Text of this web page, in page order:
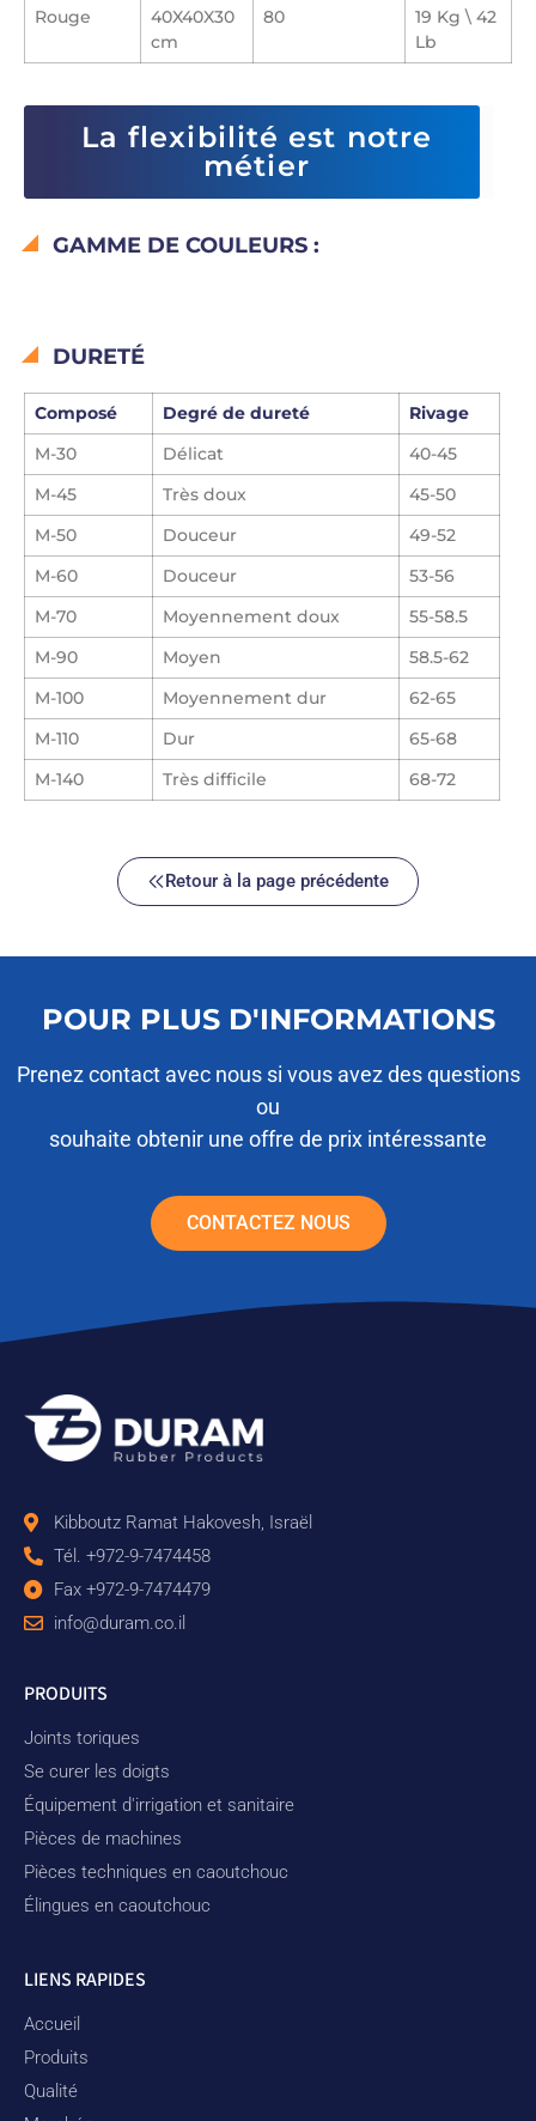
Rouge
40X40X30
cm
80
19 Kg \ 42
Lb
La flexibilité est notre
métier
GAMME DE COULEURS :
DURETÉ
Composé Degré de dureté
Rivage
M-30
Délicat
40-45
M-45
Très doux
45-50
M-50
Douceur
49-52
M-60
Douceur
53-56
M-70
Moyennement doux
55-58.5
M-90
Moyen
58.5-62
M-100
Moyennement dur
62-65
M-110
Dur
65-68
M-140
Très difficile 68-72
Retour à la page précédente
POUR PLUS D'INFORMATIONS
Prenez contact avec nous si vous avez des questions
ou
souhaite obtenir une offre de prix intéressante
CONTACTEZ NOUS
Kibboutz Ramat Hakovesh, Israël
Tél. +972-9-7474458
Fax +972-9-7474479
info@duram.co.il
PRODUITS
Joints toriques
Se curer les doigts
Équipement d'irrigation et sanitaire
Pièces de machines
Pièces techniques en caoutchouc
Élingues en caoutchouc
LIENS RAPIDES
Accueil
Produits
Qualité